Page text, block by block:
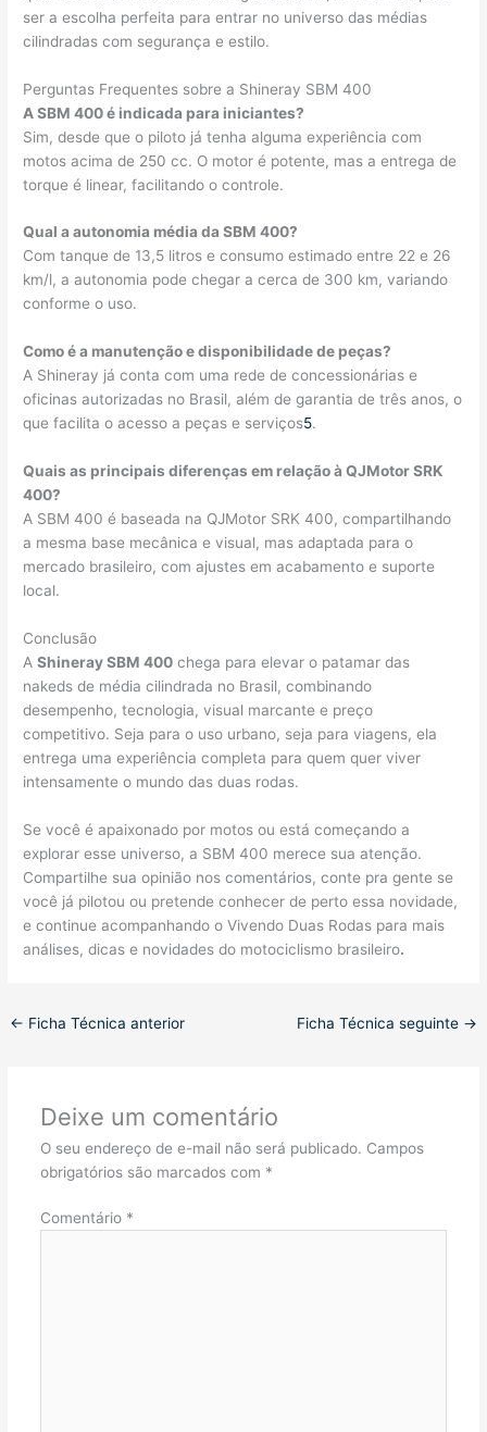
ser a escolha perfeita para entrar no universo das médias
cilindradas com segurança e estilo.
Perguntas Frequentes sobre a Shineray SBM 400
A SBM 400 é indicada para iniciantes?
Sim, desde que o piloto já tenha alguma experiência com
motos acima de 250 cc. O motor é potente, mas a entrega de
torque é linear, facilitando o controle.
Qual a autonomia média da SBM 400?
Com tanque de 13,5 litros e consumo estimado entre 22 e 26
km/l, a autonomia pode chegar a cerca de 300 km, variando
conforme o uso.
Como é a manutenção e disponibilidade de peças?
A Shineray já conta com uma rede de concessionárias e
oficinas autorizadas no Brasil, além de garantia de três anos, o
que facilita o acesso a peças e serviços5.
Quais as principais diferenças em relação à QJMotor SRK
400?
A SBM 400 é baseada na QJMotor SRK 400, compartilhando
a mesma base mecânica e visual, mas adaptada para o
mercado brasileiro, com ajustes em acabamento e suporte
local.
Conclusão
AShineray SBM 400 chega para elevar o patamar das
nakeds de média cilindrada no Brasil, combinando
desempenho, tecnologia, visual marcante e preço
competitivo. Seja para o uso urbano, seja para viagens, ela
entrega uma experiência completa para quem quer viver
intensamente o mundo das duas rodas.
Se você é apaixonado por motos ou está começando a
explorar esse universo, a SBM 400 merece sua atenção.
Compartilhe sua opinião nos comentários, conte pra gente se
você já pilotou ou pretende conhecer de perto essa novidade,
e continue acompanhando o Vivendo Duas Rodas para mais
análises, dicas e novidades do motociclismo brasileiro.
← Ficha Técnica anterior Ficha Técnica seguinte →
Deixe um comentário
O seu endereço de e-mail não será publicado. Campos
obrigatórios são marcados com *
Comentário *